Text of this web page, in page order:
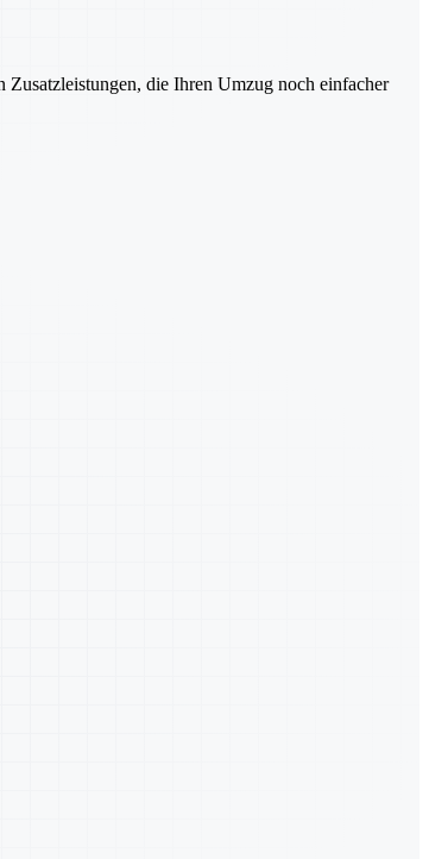
die Ihren Umzug noch einfacher